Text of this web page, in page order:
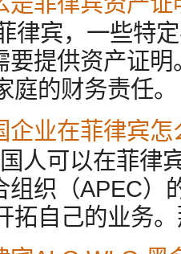
律宾，一些特
要提供资产证
庭的财务责任
企业在菲律宾怎
人可以在菲律
组织（APEC）
拓自己的业务